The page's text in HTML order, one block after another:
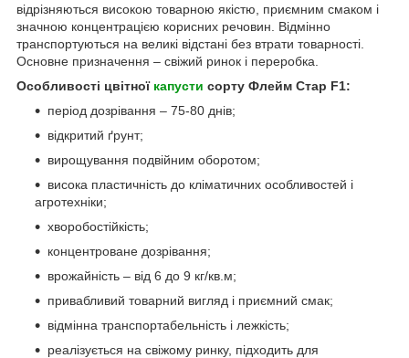
відрізняються високою товарною якістю, приємним смаком і
значною концентрацією корисних речовин. Відмінно
транспортуються на великі відстані без втрати товарності.
Основне призначення – свіжий ринок і переробка.
Особливості цвітної капусти сорту Флейм Стар F1:
період дозрівання – 75-80 днів;
відкритий ґрунт;
вирощування подвійним оборотом;
висока пластичність до кліматичних особливостей і
агротехніки;
хворобостійкість;
концентроване дозрівання;
врожайність – від 6 до 9 кг/кв.м;
привабливий товарний вигляд і приємний смак;
відмінна транспортабельність і лежкість;
реалізується на свіжому ринку, підходить для